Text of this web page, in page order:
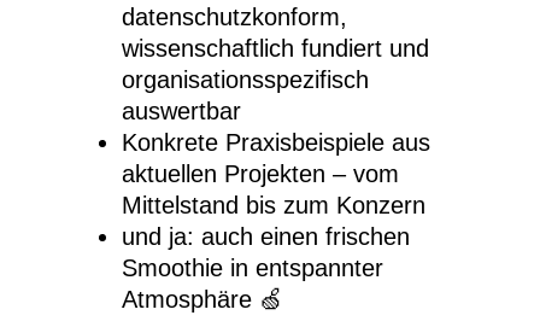
datenschutzkonform,
wissenschaftlich fundiert und
organisationsspezifisch
auswertbar
Konkrete Praxisbeispiele aus
aktuellen Projekten – vom
Mittelstand bis zum Konzern
und ja: auch einen frischen
Smoothie in entspannter
Atmosphäre 🍏